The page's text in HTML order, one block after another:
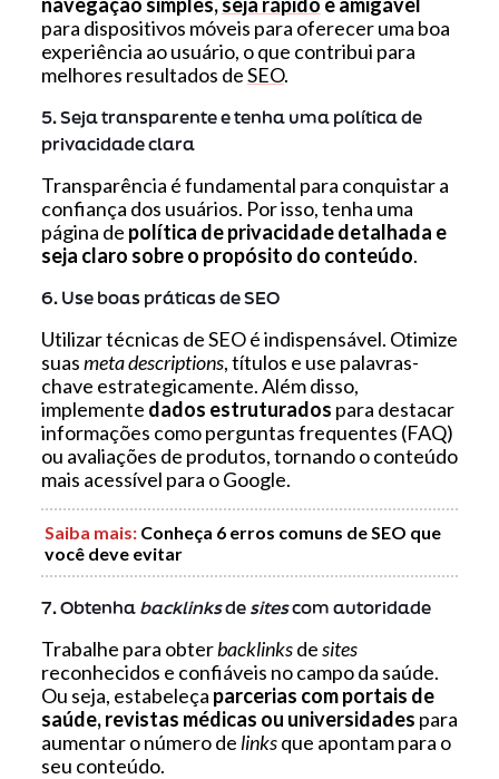
para dispositivos móveis para oferecer uma boa
experiência ao usuário, o que contribui para
melhores resultados deSEO.
5. Seja transparente e tenha uma política de
privacidade clara
Transparência é fundamental para conquistar a
confiança dos usuários. Por isso, tenha uma
página de política de privacidade detalhada e
seja claro sobre o propósito do conteúdo.
6. Use boas práticas de SEO
Utilizar técnicas de SEO é indispensável. Otimize
suasmeta descriptions, títulos e use palavras-
chave estrategicamente. Além disso,
implemente dados estruturados para destacar
informações como perguntas frequentes (FAQ)
ou avaliações de produtos, tornando o conteúdo
mais acessível para o Google.
Saiba mais: Conheça 6 erros comuns de SEO que
você deve evitar
7. Obtenhabacklinksdesitescom autoridade
Trabalhe para obterbacklinksdesites
reconhecidos e confiáveis no campo da saúde.
Ou seja, estabeleça parcerias com portais de
saúde, revistas médicas ou universidades para
aumentar o número de linksque apontam para o
seu conteúdo.